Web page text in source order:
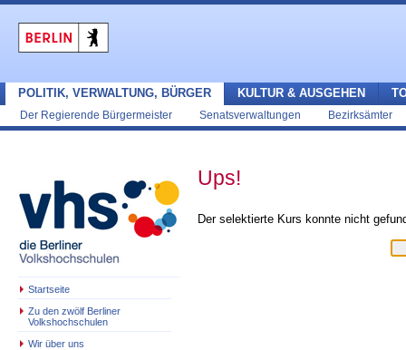
POLITIK, VERWALTUNG, BÜRGER
Der Regierende Bürgermeister Senatsverwaltungen Bezirksämter
KULTUR & AUSGEHEN
Startseite
Zu den zwölf Berliner
Volkshochschulen
Wir über uns
Ups!
Der selektierte Kurs konnte nicht